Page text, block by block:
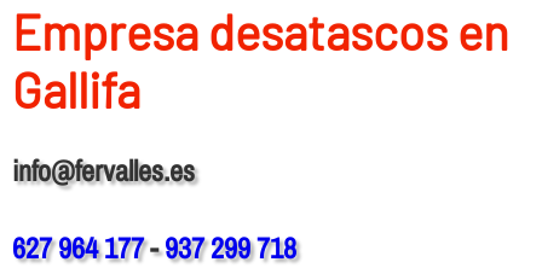
Empresa desatascos en
Gallifa
info@fervalles.es
627 964 177-937 299 718